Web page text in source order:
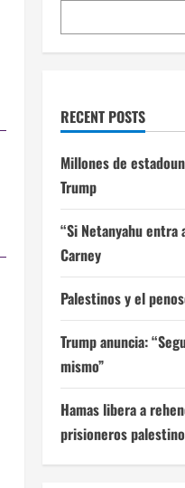
RECENT POSTS
Millones de
Trump
“Si Netanyahu entra
Carney
Palestinos y el
Trump anuncia:
mismo”
Hamas libera a
prisioneros